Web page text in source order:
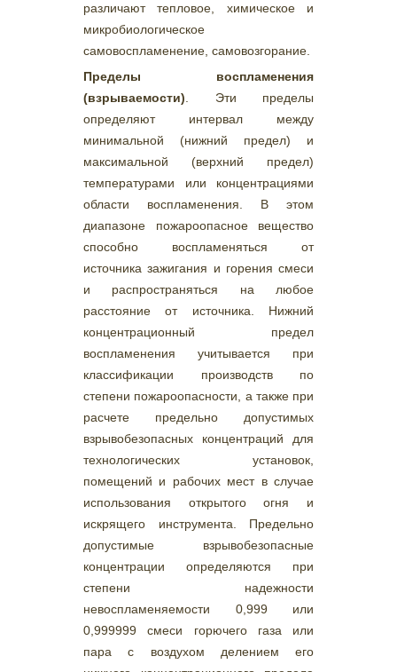
различают тепловое, химическое и
микробиологическое
самовоспламенение, самовозгорание.
Пределы воспламенения
(взрываемости) . Эти пределы
определяют интервал между
минимальной (нижний предел) и
максимальной (верхний предел)
температурами или концентрациями
области воспламенения. В этом
диапазоне пожароопасное вещество
способно воспламеняться от
источника зажигания и горения смеси
и распространяться на любое
расстояние от источника. Нижний
концентрационный предел
воспламенения учитывается при
классификации производств по
степени пожароопасности, а также при
расчете предельно допустимых
взрывобезопасных концентраций для
технологических установок,
помещений и рабочих мест в случае
использования открытого огня и
искрящего инструмента. Предельно
допустимые взрывобезопасные
концентрации определяются при
степени надежности
невоспламеняемости 0,999 или
0,999999 смеси горючего газа или
пара с воздухом делением его